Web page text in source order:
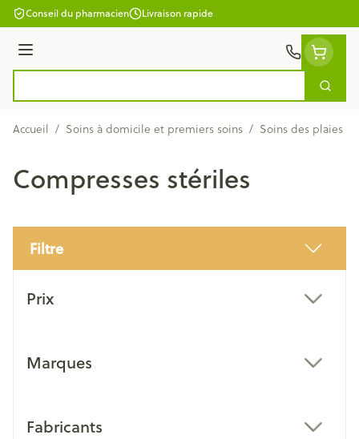
Aller au contenu
Conseil du pharmacien Livraison rapide
Menu
Accueil / Soins à domicile et premiers soins / Soins des plaies
Compresses stériles
Filtre
Prix
Marques
Fabricants